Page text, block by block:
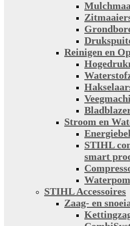
Reinigen en
Stroom en
STIHL
smart
STIHL Accessoires
Zaag- en